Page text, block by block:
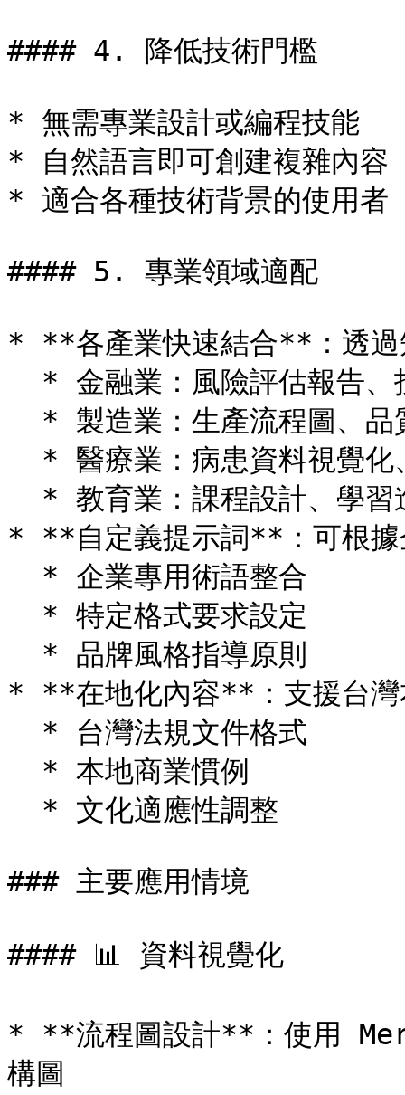
#### 4. 降低技術門檻
* 無需專業設計或編程技能
* 自然語言即可創建複雜內容
* 適合各種技術背景的使用者
#### 5. 專業領域適配
* **各產業快速結合**：透過
* **自定義提示詞**：可根
* **在地化內容**：支援台灣
### 主要應用情境
#### 📊 資料視覺化
* **流程圖設計**：使用
構圖